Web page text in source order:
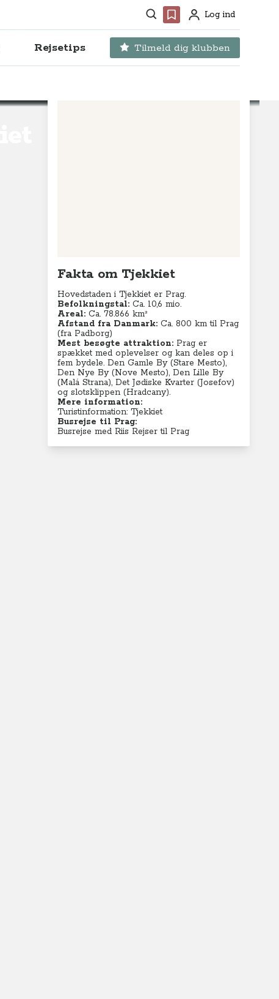
Søg Favoritter
ProfilLog ind
Rejsetips Tilmeld dig klubben
Fakta om Tjekkiet
Hovedstaden i Tjekkiet er Prag.
Befolkningstal: Ca. 10,6 mio.
Areal: Ca. 78.866 km²
Afstand fra Danmark: Ca. 800 km til Prag
(fra Padborg)
Mest besøgte attraktion: Prag er
spækket med oplevelser og kan deles op i
fem bydele.Den Gamle By (Stare Mesto),
Den Nye By (Nove Mesto), Den Lille By
(Malá Strana), Det Jødiske Kvarter (Josefov)
og slotsklippen (Hradcany).
Mere information:
Turistinformation: Tjekkiet
Busrejse til Prag:
Busrejse med Riis Rejser til Prag